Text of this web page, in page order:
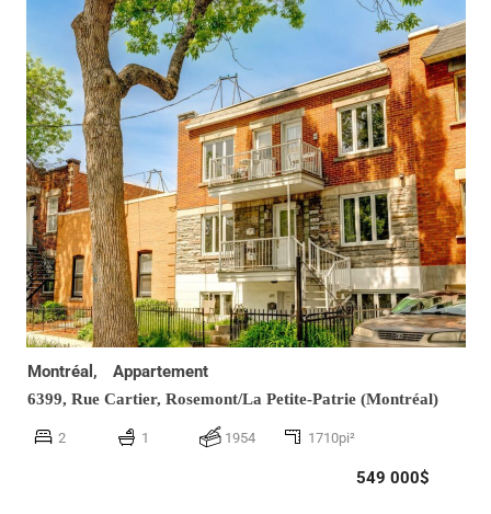
Montréal, Appartement
6399, Rue Cartier, Rosemont/La Petite-Patrie (Montréal)
2 1 1954 1710pi²
549 000$